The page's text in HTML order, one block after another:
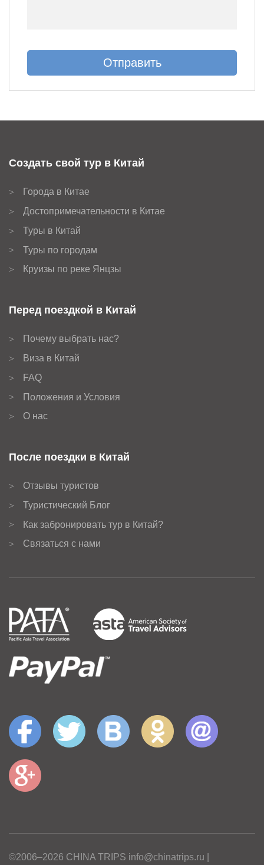
Создать свой тур в Китай
>
Города в Китае
>
Достопримечательности в Китае
>
Туры в Китай
>
Туры по городам
>
Круизы по реке Янцзы
Перед поездкой в Китай
>
Почему выбрать нас?
>
Виза в Китай
>
FAQ
>
Положения и Условия
>
О нас
После поездки в Китай
>
Отзывы туристов
>
Туристический Блог
>
Как забронировать тур в Китай?
>
Связаться с нами
©2006–2026 CHINA TRIPS info@chinatrips.ru |